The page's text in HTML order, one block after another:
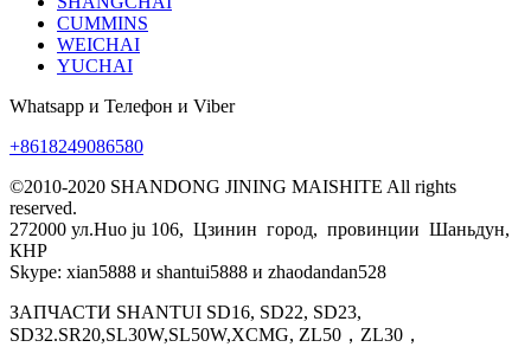
CUMMINS
WEICHAI
YUCHAI
Whatsapp и Телефон и Viber
+8618249086580
©2010-2020 SHANDONG JINING MAISHITE All rights
reserved.
272000 ул.Huo ju 106, Цзинин город, провинции Шаньдун,
КНР
Skype: xian5888 и shantui5888 и zhaodandan528
ЗАПЧАСТИ SHANTUI SD16, SD22, SD23,
SD32.SR20,SL30W,SL50W,XCMG, ZL50，ZL30，